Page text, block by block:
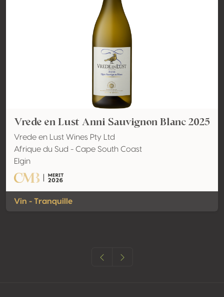
Vrede en Lust Anni Sauvignon Blanc 2025
Vrede en Lust Wines Pty Ltd
Afrique du Sud - Cape South Coast
Elgin
Vin - Tranquille